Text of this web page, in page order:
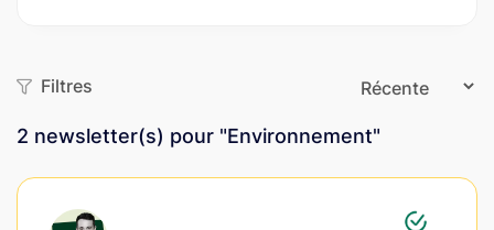
Filtres
2 newsletter(s) pour "Environnement"